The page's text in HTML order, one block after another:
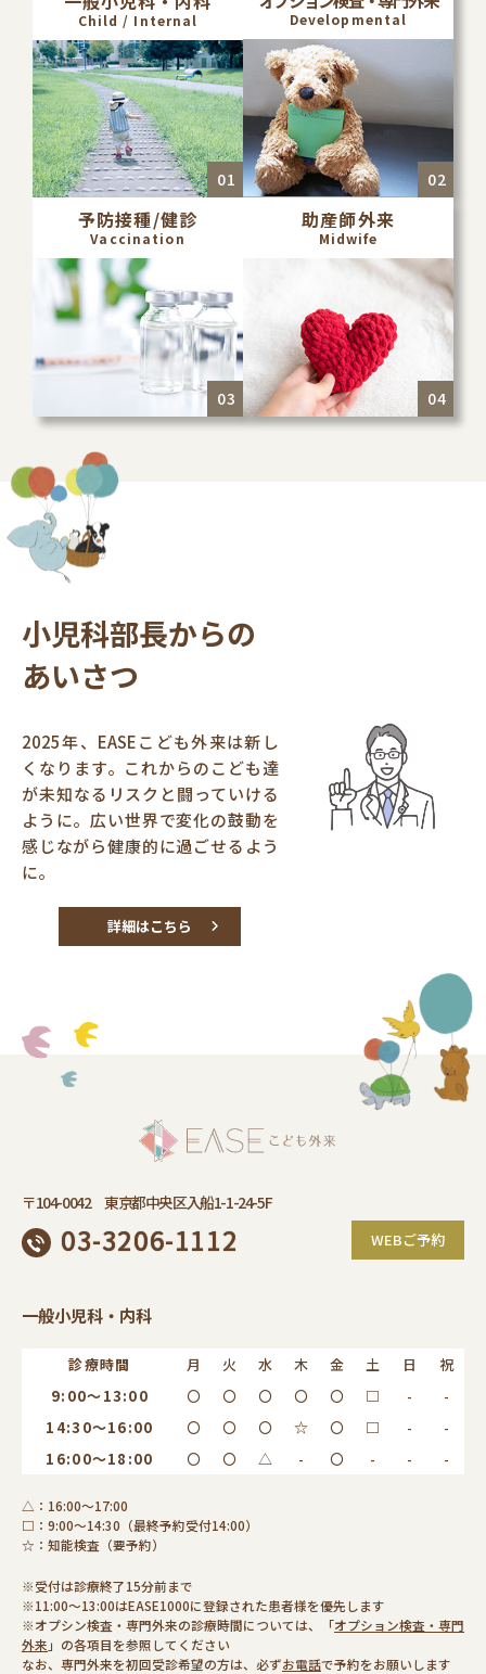
Child / Internal Developmental
予防接種/健診
Vaccination
助産師外来
Midwife
小児科部長からの
あいさつ
2025年、EASEこども外来は新し
くなります。これからのこども達
が未知なるリスクと闘っていける
ように。広い世界で変化の鼓動を
感じながら健康的に過ごせるよう
に。
詳細はこちら
〒104-0042 東京都中央区入船1-1-24-5F
03-3206-1112 WEBご予約
一般小児科・内科
診療時間 月 火 水 木 金 土 日
祝
9:00～13:00
〇 〇 〇 〇 〇 □ -
-
14:30～16:00
〇 〇 〇 ☆ 〇 □ -
-
16:00～18:00
〇 〇 △ - 〇 - - -
△：16:00～17:00
□：9:00～14:30（最終予約受付14:00）
☆：知能検査（要予約）
※受付は診療終了15分前まで
※11:00～13:00はEASE1000に登録された患者様を優先します
※オプシン検査・専門外来の診療時間については、「オプション検査・専門
外来 」の各項目を参照してください
なお、専門外来を初回受診希望の方は、必ずお電話で予約をお願いします